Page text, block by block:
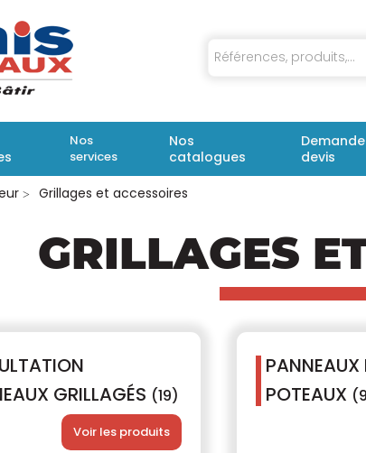
Nos
services
Nos
catalogues
devis
Grillages et accessoires
GRILLAGES
GRILLAGÉS (19)
Voir les produits
PANNEAUX
POTEAUX